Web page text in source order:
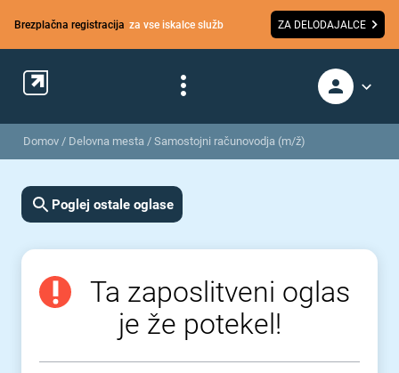
Brezplačna registracija za vse iskalce služb ZA DELODAJALCE
Domov / Delovna mesta / Samostojni računovodja (m/ž)
Poglej ostale oglase
Ta zaposlitveni oglas
je že potekel!